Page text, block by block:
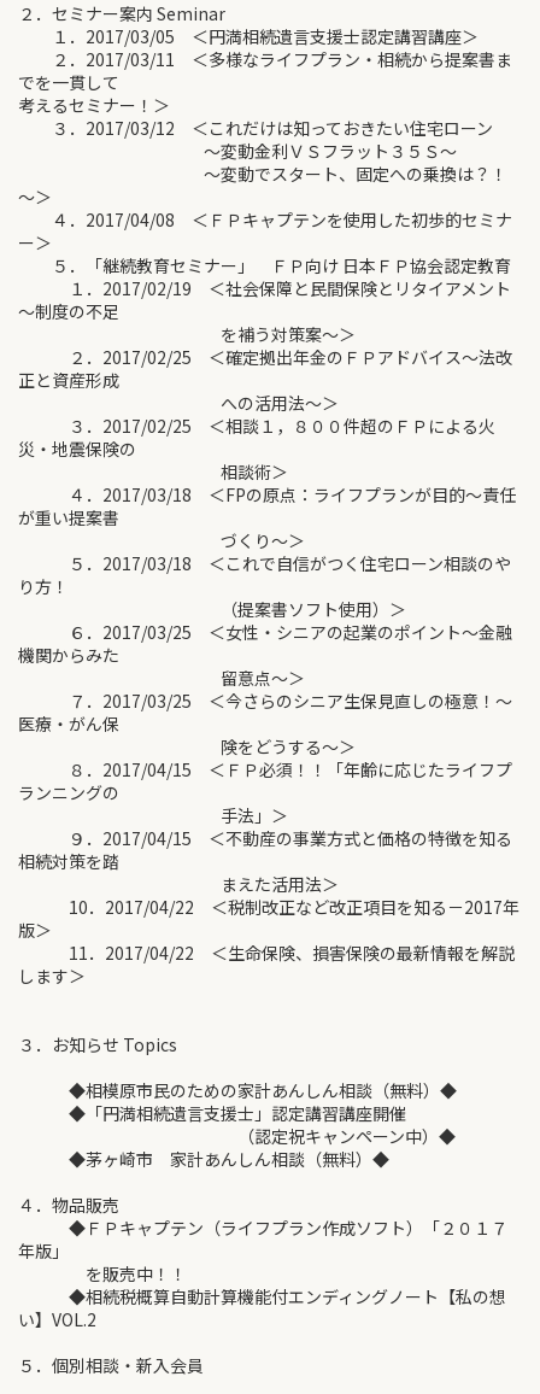
２．セミナー案内 Seminar
１．2017/03/05 ＜円満相続遺言支援士認定講習講座＞
２．2017/03/11 ＜多様なライフプラン・相続から提案書ま
でを一貫して
考えるセミナー！＞
３．2017/03/12 ＜これだけは知っておきたい住宅ローン
～変動金利ＶＳフラット３５Ｓ～
～変動でスタート、固定への乗換は？！
～＞
４．2017/04/08 ＜ＦＰキャプテンを使用した初歩的セミナ
ー＞
５．「継続教育セミナー」 ＦＰ向け 日本ＦＰ協会認定教育
１．2017/02/19 ＜社会保障と民間保険とリタイアメント
～制度の不足
を補う対策案～＞
２．2017/02/25 ＜確定拠出年金のＦＰアドバイス～法改
正と資産形成
への活用法～＞
３．2017/02/25 ＜相談１，８００件超のＦＰによる火
災・地震保険の
相談術＞
４．2017/03/18 ＜FPの原点：ライフプランが目的～責任
が重い提案書
づくり～＞
５．2017/03/18 ＜これで自信がつく住宅ローン相談のや
り方！
（提案書ソフト使用）＞
６．2017/03/25 ＜女性・シニアの起業のポイント～金融
機関からみた
留意点～＞
７．2017/03/25 ＜今さらのシニア生保見直しの極意！～
医療・がん保
険をどうする～＞
８．2017/04/15 ＜ＦＰ必須！！「年齢に応じたライフプ
ランニングの
手法」＞
９．2017/04/15 ＜不動産の事業方式と価格の特徴を知る
相続対策を踏
まえた活用法＞
10．2017/04/22 ＜税制改正など改正項目を知る－2017年
版＞
11．2017/04/22 ＜生命保険、損害保険の最新情報を解説
します＞
３．お知らせ Topics
◆相模原市民のための家計あんしん相談（無料）◆
◆「円満相続遺言支援士」認定講習講座開催
（認定祝キャンペーン中）◆
◆茅ヶ崎市 家計あんしん相談（無料）◆
４．物品販売
◆ＦＰキャプテン（ライフプラン作成ソフト）「２０１７
年版」
を販売中！！
◆相続税概算自動計算機能付エンディングノート【私の想
い】VOL.2
５．個別相談・新入会員